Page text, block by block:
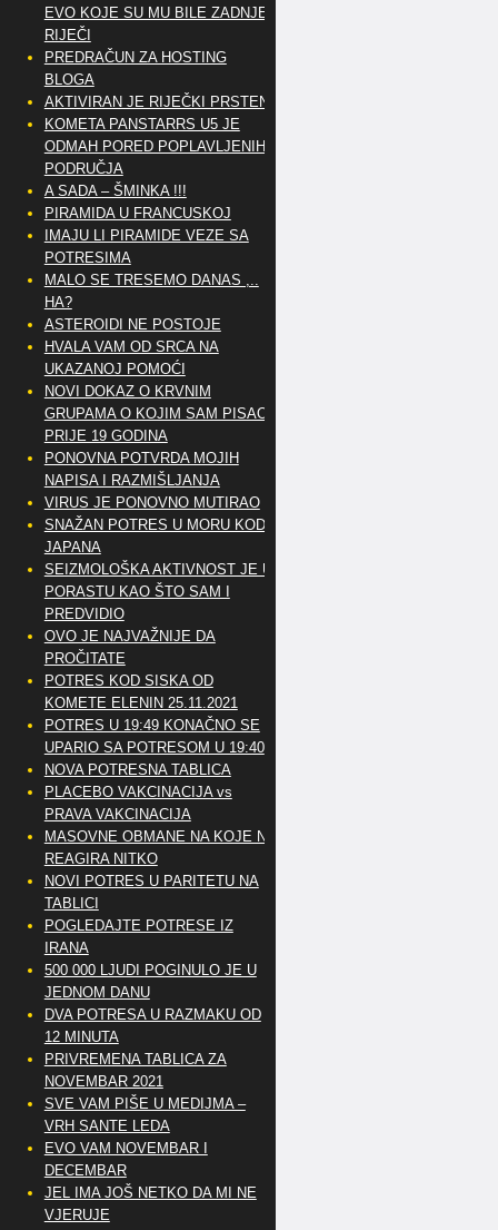
EVO KOJE SU MU BILE ZADNJE
RIJEČI
PREDRAČUN ZA HOSTING
BLOGA
AKTIVIRAN JE RIJEČKI PRSTEN
KOMETA PANSTARRS U5 JE
ODMAH PORED POPLAVLJENIH
PODRUČJA
A SADA – ŠMINKA !!!
PIRAMIDA U FRANCUSKOJ
IMAJU LI PIRAMIDE VEZE SA
POTRESIMA
MALO SE TRESEMO DANAS ,..
HA?
ASTEROIDI NE POSTOJE
HVALA VAM OD SRCA NA
UKAZANOJ POMOĆI
NOVI DOKAZ O KRVNIM
GRUPAMA O KOJIM SAM PISAO
PRIJE 19 GODINA
PONOVNA POTVRDA MOJIH
NAPISA I RAZMIŠLJANJA
VIRUS JE PONOVNO MUTIRAO
SNAŽAN POTRES U MORU KOD
JAPANA
SEIZMOLOŠKA AKTIVNOST JE U
PORASTU KAO ŠTO SAM I
PREDVIDIO
OVO JE NAJVAŽNIJE DA
PROČITATE
POTRES KOD SISKA OD
KOMETE ELENIN 25.11.2021
POTRES U 19:49 KONAČNO SE
UPARIO SA POTRESOM U 19:40
NOVA POTRESNA TABLICA
PLACEBO VAKCINACIJA vs
PRAVA VAKCINACIJA
MASOVNE OBMANE NA KOJE NE
REAGIRA NITKO
NOVI POTRES U PARITETU NA
TABLICI
POGLEDAJTE POTRESE IZ
IRANA
500 000 LJUDI POGINULO JE U
JEDNOM DANU
DVA POTRESA U RAZMAKU OD
12 MINUTA
PRIVREMENA TABLICA ZA
NOVEMBAR 2021
SVE VAM PIŠE U MEDIJMA –
VRH SANTE LEDA
EVO VAM NOVEMBAR I
DECEMBAR
JEL IMA JOŠ NETKO DA MI NE
VJERUJE